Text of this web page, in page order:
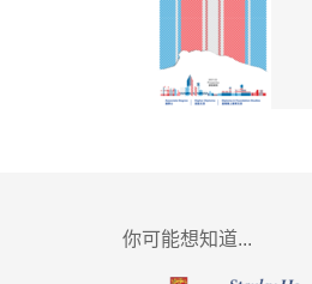
你可能想知道...